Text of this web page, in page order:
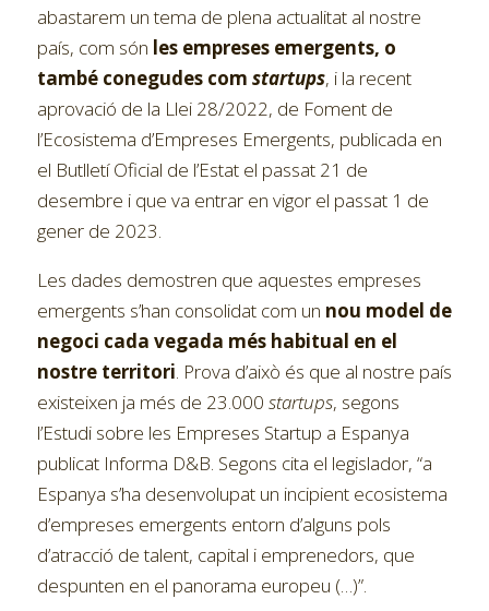
abastarem un tema de plena actualitat al nostre
país, com són les empreses emergents, o
també conegudes com startups, i la recent
aprovació de la Llei 28/2022, de Foment de
l’Ecosistema d’Empreses Emergents, publicada en
el Butlletí Oficial de l’Estat el passat 21 de
desembre i que va entrar en vigor el passat 1 de
gener de 2023.
Les dades demostren que aquestes empreses
emergents s’han consolidat com un nou model de
negoci cada vegada més habitual en el
nostre territori. Prova d’això és que al nostre país
existeixen ja més de 23.000 startups, segons
l’Estudi sobre les Empreses Startup a Espanya
publicat Informa D&B. Segons cita el legislador, “a
Espanya s’ha desenvolupat un incipient ecosistema
d’empreses emergents entorn d’alguns pols
d’atracció de talent, capital i emprenedors, que
despunten en el panorama europeu (…)”.